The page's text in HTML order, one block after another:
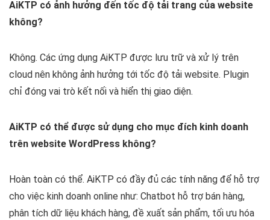
AiKTP có ảnh hưởng đến tốc độ tải trang của website
không?
Không. Các ứng dụng AiKTP được lưu trữ và xử lý trên
cloud nên không ảnh hưởng tới tốc độ tải website. Plugin
chỉ đóng vai trò kết nối và hiển thị giao diện.
AiKTP có thể được sử dụng cho mục đích kinh doanh
trên website WordPress không?
Hoàn toàn có thể. AiKTP có đầy đủ các tính năng để hỗ trợ
cho việc kinh doanh online như: Chatbot hỗ trợ bán hàng,
phân tích dữ liệu khách hàng, đề xuất sản phẩm, tối ưu hóa